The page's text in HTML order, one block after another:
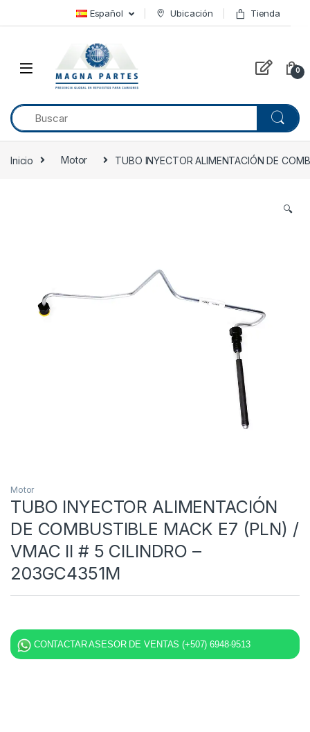
Skip to navigation Español Ubicación Tienda
0
Inicio Motor TUBO INYECTOR ALIMENTACIÓN DE
🔍
Motor
TUBO INYECTOR ALIMENTACIÓN
DE COMBUSTIBLE MACK E7 (PLN) /
VMAC II # 5 CILINDRO –
203GC4351M
CONTACTAR ASESOR DE VENTAS (+507) 6948-9513